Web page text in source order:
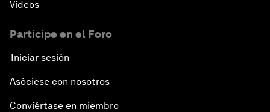
Vídeos
Participe en el Foro
Iniciar sesión
Asóciese con nosotros
Conviértase en miembro